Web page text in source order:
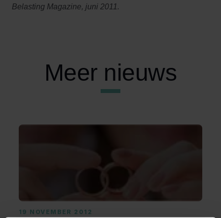
Belasting Magazine, juni 2011.
Meer nieuws
19 NOVEMBER 2012